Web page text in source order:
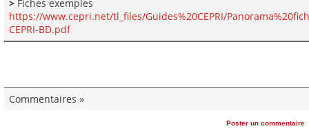
>Fiches exemples
https://www.cepri.net/tl_files/Guides%20CEPRI/
CEPRI-BD.pdf
Commentaires »
Poster un commentaire